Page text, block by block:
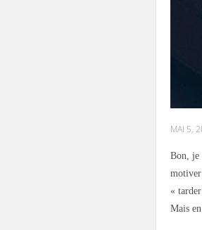
MAI 5,
Bon, je
motiver
«
Mais